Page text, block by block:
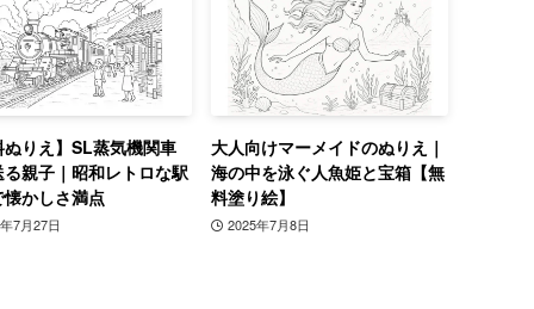
ぬりえ】SL蒸気機関車
親子｜昭和レトロな駅
かしさ満点
7月27日
大人向けマーメイドのぬりえ｜
海の中を泳ぐ人魚姫と宝箱【無
料塗り絵】
2025年7月8日